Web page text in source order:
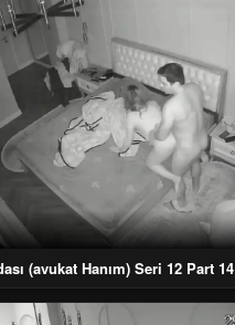
(avukat Hanım) Seri 12 Part 14